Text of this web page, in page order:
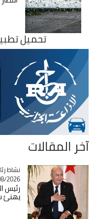
تحميل تطبيق
آخر المقالات
Catégorie
نشاط
2026 - 21:38
رئيس
يهنئ